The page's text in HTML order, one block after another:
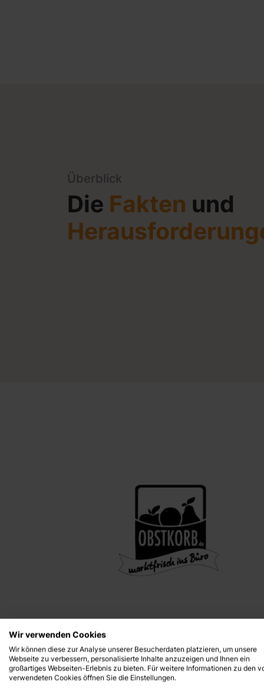
Überblick
Die Fakten und
Wir verwenden Cookies
Wir können diese zur Analyse unserer Besucherdaten platzieren, um unsere
Webseite zu verbessern, personalisierte Inhalte anzuzeigen und Ihnen ein
großartiges Webseiten-Erlebnis zu bieten. Für weitere Informationen zu den
verwendeten Cookies öffnen Sie die Einstellungen.